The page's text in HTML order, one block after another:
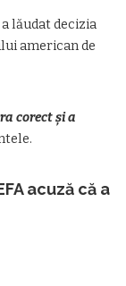
lăudat decizia
american de
corect și a
acuză că a